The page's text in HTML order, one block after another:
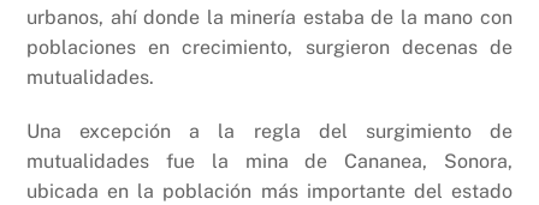
urbanos, ahí donde la minería estaba de la mano con
poblaciones en crecimiento, surgieron decenas de
mutualidades.
Una excepción a la regla del surgimiento de
mutualidades fue la mina de Cananea, Sonora,
ubicada en la población más importante del estado